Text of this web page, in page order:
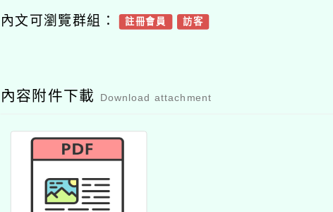
內文可瀏覽群組： 註冊會員 訪客
內容附件下載 Download attachment